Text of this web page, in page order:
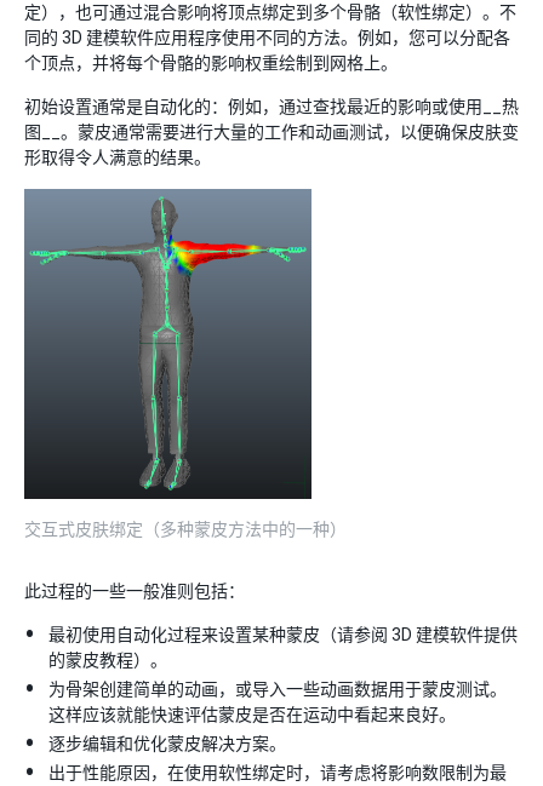
定），也可通过混合影响将顶点绑定到多个骨骼（软性绑定）。不
同的 3D 建模软件应用程序使用不同的方法。例如，您可以分配各
个顶点，并将每个骨骼的影响权重绘制到网格上。
初始设置通常是自动化的：例如，通过查找最近的影响或使用__热
图__。蒙皮通常需要进行大量的工作和动画测试，以便确保皮肤变
形取得令人满意的结果。
交互式皮肤绑定（多种蒙皮方法中的一种）
此过程的一些一般准则包括：
最初使用自动化过程来设置某种蒙皮（请参阅 3D 建模软件提供
的蒙皮教程）。
为骨架创建简单的动画，或导入一些动画数据用于蒙皮测试。
这样应该就能快速评估蒙皮是否在运动中看起来良好。
逐步编辑和优化蒙皮解决方案。
出于性能原因，在使用软性绑定时，请考虑将影响数限制为最